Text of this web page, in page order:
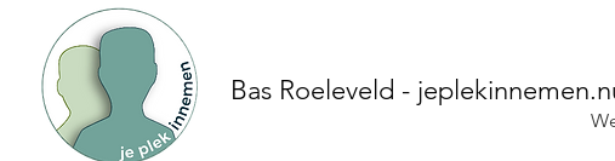
Bas Roeleveld -